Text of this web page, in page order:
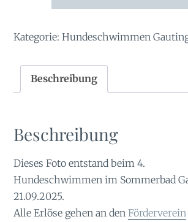
Kategorie:Hundeschwimmen
Beschreibung
Beschreibung
Dieses Foto entstand beim 4.
Hundeschwimmen im Sommerbad
21.09.2025.
Alle Erlöse gehen an denFörderverein